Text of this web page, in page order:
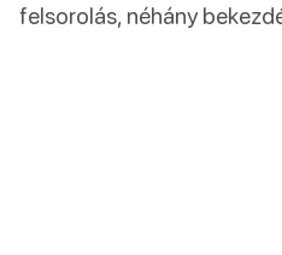
felsorolás, néhány